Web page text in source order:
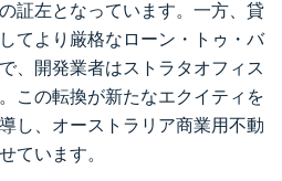
証左となっています。一方、貸
てより厳格なローン・トゥ・バ
、開発業者はストラタオフィス
この転換が新たなエクイティを
し、オーストラリア商業用不動
ています。